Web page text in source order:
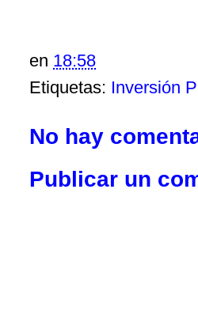
en 18:58
Etiquetas: Inversión
No hay
Publicar un